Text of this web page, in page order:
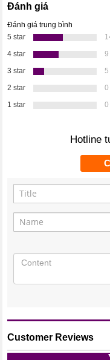
Đánh giá
Đánh giá trung bình
5 star
4 star
9
3 star
5
2 star
0
1 star
0
Hotline
Customer Reviews